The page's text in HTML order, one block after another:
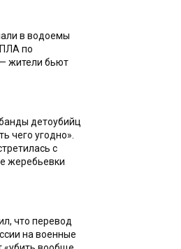
в водоемы
по
жители бьют
детоубийц
чего угодно».
с
жеребьевки
что перевод
на военные